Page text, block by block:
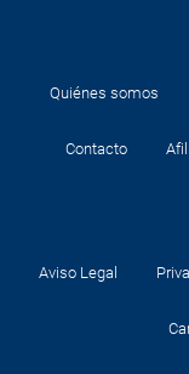
Normalmente los
Consultar
se realicen
Quiénes somos
Contacto
Aviso Legal